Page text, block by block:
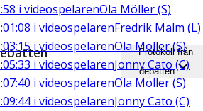
i videospelarenOla Möller (S)
i videospelarenFredrik Malm (L)
i videospelarenOla Möller (S)
i videospelarenJonny Cato (C)
i videospelarenOla Möller (S)
i videospelarenJonny Cato (C)
Protokoll från
debatten